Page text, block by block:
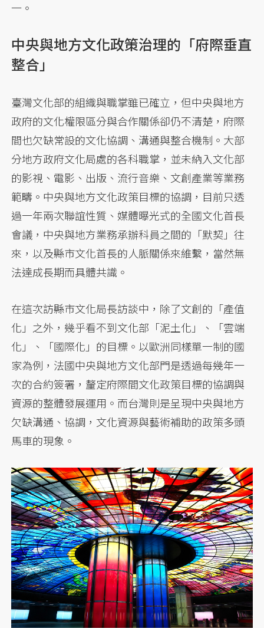
一。
中央與地方文化政策治理的「府際垂直
整合」
臺灣文化部的組織與職掌雖已確立，但中央與地方
政府的文化權限區分與合作關係卻仍不清楚，府際
間也欠缺常設的文化協調、溝通與整合機制。大部
分地方政府文化局處的各科職掌，並未納入文化部
的影視、電影、出版、流行音樂、文創產業等業務
範疇。中央與地方文化政策目標的協調，目前只透
過一年兩次聯誼性質、媒體曝光式的全國文化首長
會議，中央與地方業務承辦科員之間的「默契」往
來，以及縣市文化首長的人脈關係來維繫，當然無
法達成長期而具體共識。
在這次訪縣市文化局長訪談中，除了文創的「產值
化」之外，幾乎看不到文化部「泥土化」、「雲端
化」、「國際化」的目標。以歐洲同樣單一制的國
家為例，法國中央與地方文化部門是透過每幾年一
次的合約簽署，釐定府際間文化政策目標的協調與
資源的整體發展運用。而台灣則是呈現中央與地方
欠缺溝通、協調，文化資源與藝術補助的政策多頭
馬車的現象。